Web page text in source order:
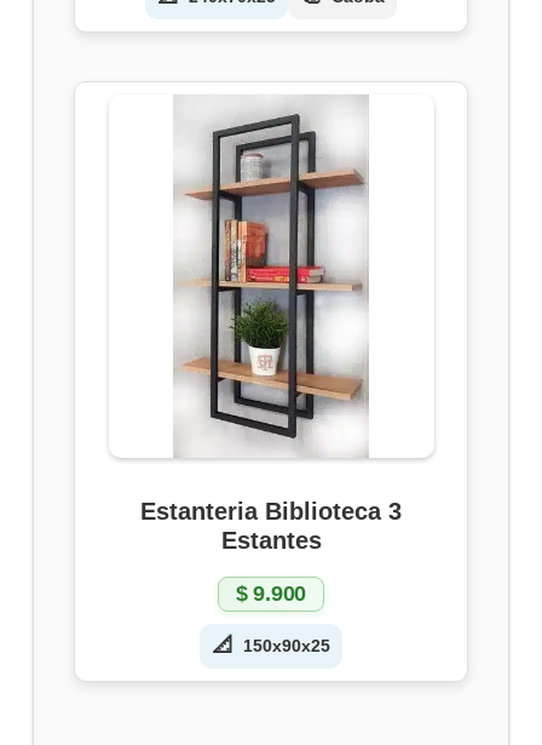
Estanteria Biblioteca 3
Estantes
📐 150x90x25
$9.900